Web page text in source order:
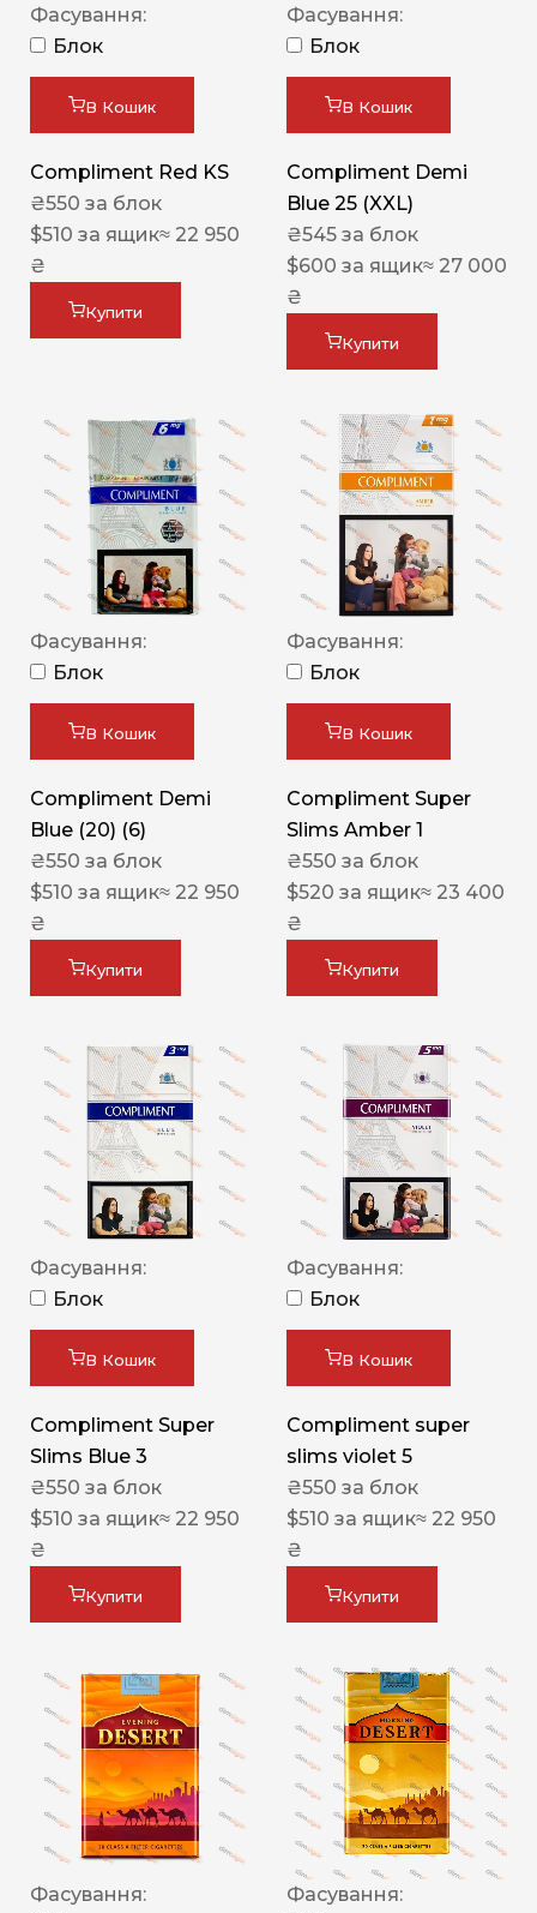
Фасування:
Блок
В Кошик
Compliment Red KS
₴550 за блок
$510 за ящик≈ 22 950
₴
Купити
Фасування:
Блок
В Кошик
Compliment Demi
Blue 25 (XXL)
₴545 за блок
$600 за ящик≈ 27 000
₴
Купити
Фасування:
Блок
В Кошик
Compliment Demi
Blue (20) (6)
₴550 за блок
$510 за ящик≈ 22 950
₴
Купити
Фасування:
Блок
В Кошик
Compliment Super
Slims Amber 1
₴550 за блок
$520 за ящик≈ 23 400
₴
Купити
Фасування:
Блок
В Кошик
Compliment Super
Slims Blue 3
₴550 за блок
$510 за ящик≈ 22 950
₴
Купити
Фасування:
Блок
В Кошик
Compliment super
slims violet 5
₴550 за блок
$510 за ящик≈ 22 950
₴
Купити
Фасування:
Фасування: